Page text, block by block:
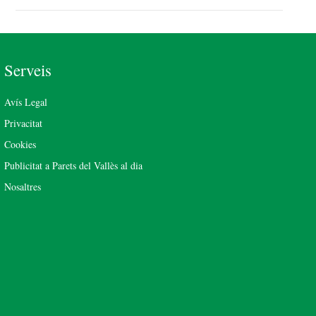
Serveis
Avís Legal
Privacitat
Cookies
Publicitat a Parets del Vallès al dia
Nosaltres